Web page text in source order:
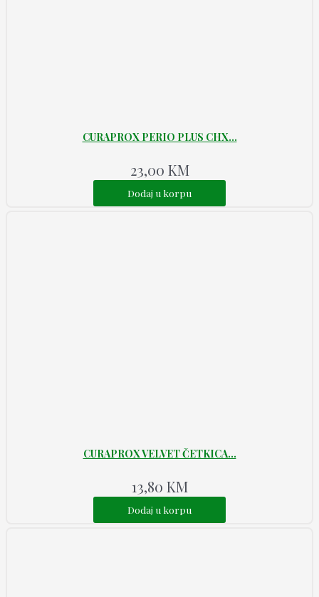
CURAPROX PERIO PLUS CHX...
23,00 KM
Dodaj u korpu
CURAPROX VELVET ČETKICA...
13,80 KM
Dodaj u korpu